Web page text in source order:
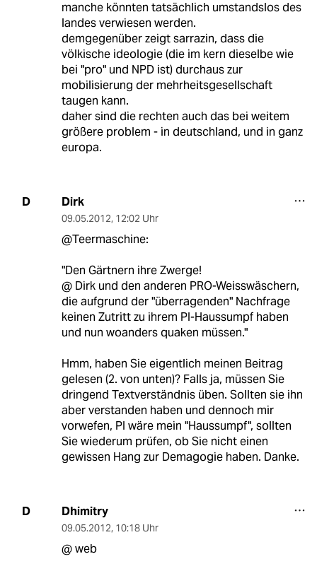
manche könnten tatsächlich umstandslos des
landes verwiesen werden.
demgegenüber zeigt sarrazin, dass die
völkische ideologie (die im kern dieselbe wie
bei "pro" und NPD ist) durchaus zur
mobilisierung der mehrheitsgesellschaft
taugen kann.
daher sind die rechten auch das bei weitem
größere problem - in deutschland, und in ganz
europa.
D Dirk
09.05.2012, 12:02 Uhr
@Teermaschine:
"Den Gärtnern ihre Zwerge!
@ Dirk und den anderen PRO-Weisswäschern,
die aufgrund der "überragenden" Nachfrage
keinen Zutritt zu ihrem PI-Haussumpf haben
und nun woanders quaken müssen."
Hmm, haben Sie eigentlich meinen Beitrag
gelesen (2. von unten)? Falls ja, müssen Sie
dringend Textverständnis üben. Sollten sie ihn
aber verstanden haben und dennoch mir
vorwefen, PI wäre mein "Haussumpf", sollten
Sie wiederum prüfen, ob Sie nicht einen
gewissen Hang zur Demagogie haben. Danke.
D Dhimitry
09.05.2012, 10:18 Uhr
@ web